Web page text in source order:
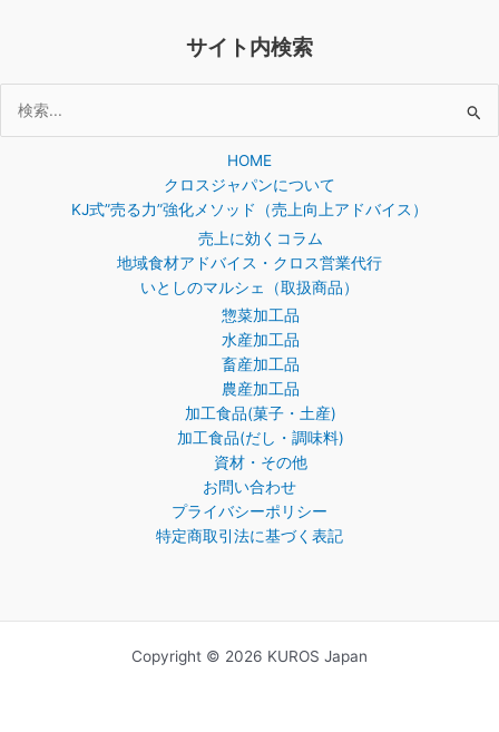
サイト内検索
索
HOME
クロスジャパンについて
KJ式”売る力”強化メソッド（売上向上アドバイス）
売上に効くコラム
地域食材アドバイス・クロス営業代行
いとしのマルシェ（取扱商品）
惣菜加工品
水産加工品
畜産加工品
農産加工品
加工食品(菓子・土産)
加工食品(だし・調味料)
資材・その他
お問い合わせ
プライバシーポリシー
特定商取引法に基づく表記
Copyright © 2026 KUROS Japan